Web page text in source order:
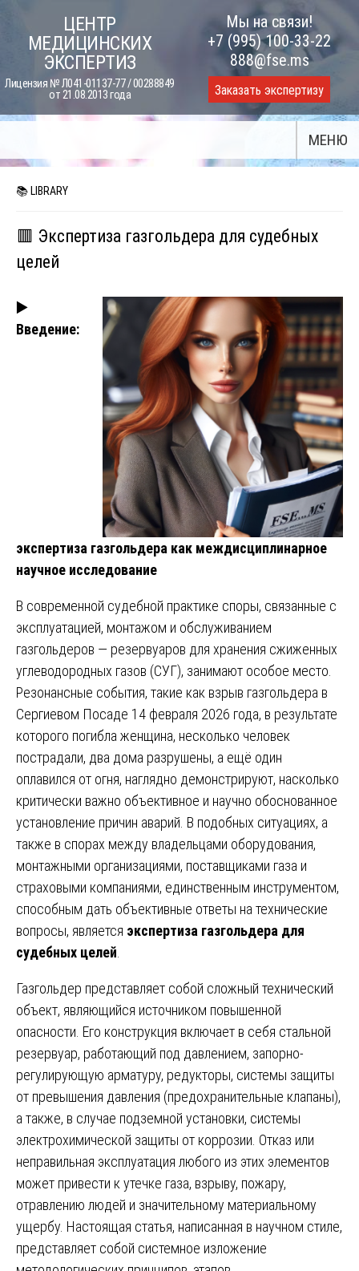
content
ЦЕНТР
МЕДИЦИНСКИХ
ЭКСПЕРТИЗ
Лицензия № Л041-01137-77 / 00288849
от 21.08.2013 года
Мы на связи!
+7 (995) 100-33-22
888@fse.ms
Заказать экспертизу
МЕНЮ
📚 LIBRARY
🟥 Экспертиза газгольдера для судебных
целей
▶️
Введение:
экспертиза газгольдера как междисциплинарное
научное исследование
В современной судебной практике споры, связанные с
эксплуатацией, монтажом и обслуживанием
газгольдеров — резервуаров для хранения сжиженных
углеводородных газов (СУГ), занимают особое место.
Резонансные события, такие как взрыв газгольдера в
Сергиевом Посаде 14 февраля 2026 года, в результате
которого погибла женщина, несколько человек
пострадали, два дома разрушены, а ещё один
оплавился от огня, наглядно демонстрируют, насколько
критически важно объективное и научно обоснованное
установление причин аварий. В подобных ситуациях, а
также в спорах между владельцами оборудования,
монтажными организациями, поставщиками газа и
страховыми компаниями, единственным инструментом,
способным дать объективные ответы на технические
вопросы, является экспертиза газгольдера для
судебных целей
Газгольдер представляет собой сложный технический
объект, являющийся источником повышенной
опасности. Его конструкция включает в себя стальной
резервуар, работающий под давлением, запорно-
регулирующую арматуру, редукторы, системы защиты
от превышения давления (предохранительные клапаны),
а также, в случае подземной установки, системы
электрохимической защиты от коррозии. Отказ или
неправильная эксплуатация любого из этих элементов
может привести к утечке газа, взрыву, пожару,
отравлению людей и значительному материальному
ущербу. Настоящая статья, написанная в научном стиле,
представляет собой системное изложение